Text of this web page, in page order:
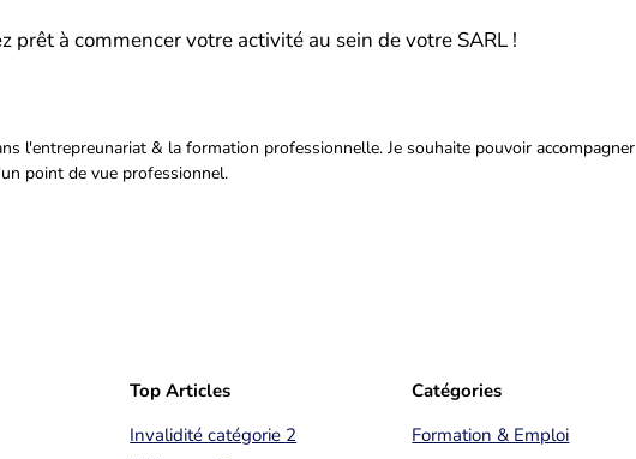
prêt à commencer votre activité au sein de votre SARL !
l'entrepreunariat & la formation professionnelle. Je souhaite pouvoir accompagner
point de vue professionnel.
Top Articles
Invalidité catégorie 2
Catégories
Formation & Emploi